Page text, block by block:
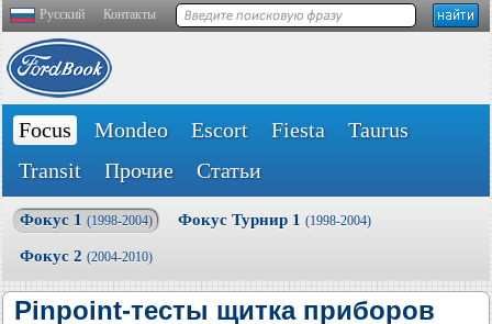
Русский Контакты
Focus Mondeo Escort Fiesta
Taurus
Transit
Прочие Статьи
Фокус 1 (1998-2004) Фокус Турнир 1 (1998-2004)
Фокус 2 (2004-2010)
Pinpoint-тесты щитка приборов